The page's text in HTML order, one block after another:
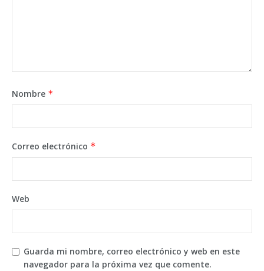
Nombre *
Correo electrónico *
Web
Guarda mi nombre, correo electrónico y web en este
navegador para la próxima vez que comente.